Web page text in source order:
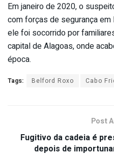
Em janeiro de 2020, o
com forças de segurança
ele foi socorrido por
capital de Alagoas, onde
época.
Tags: Belford Roxo Cabo
Post
Fugitivo da cadeia é
depois de